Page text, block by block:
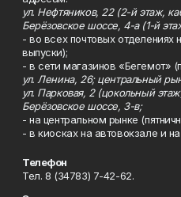
ул. Нефтяников, 22 (2-й этаж,
Берёзовское шоссе, 4-а (1-й
- во всех почтовых отделениях
выпуски);
- в сети магазинов «Бегемот»
ул. Ленина, 26; центральный
ул. Парковая, 2 (цокольный
Берёзовское шоссе, 3-в;
- на центральном рынке
- в киосках на автовокзале и
Телефон
Тел. 8 (34783) 7-42-62.